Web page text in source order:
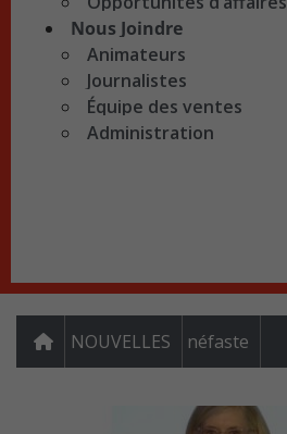
Nous Joindre
Animateurs
Journalistes
Équipe des ventes
Administration
NOUVELLES néfaste